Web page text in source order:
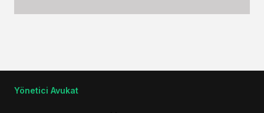
Yönetici Avukat